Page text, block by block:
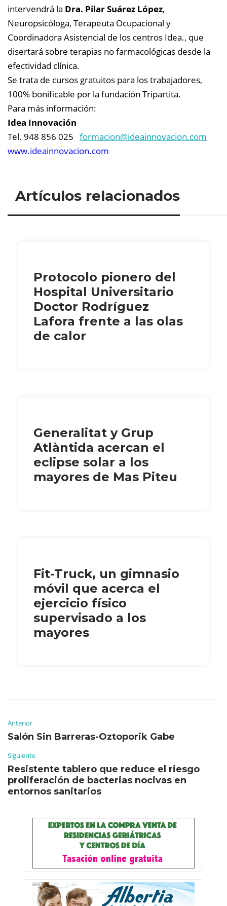
intervendrá la Dra. Pilar Suárez López,
Neuropsicóloga, Terapeuta Ocupacional y
Coordinadora Asistencial de los centros Idea., que
disertará sobre terapias no farmacológicas desde la
efectividad clínica.
Se trata de cursos gratuitos para los trabajadores,
100% bonificable por la fundación Tripartita.
Para más información:
Idea Innovación
Tel. 948 856 025 formacion@ideainnovacion.com
www.ideainnovacion.com
Artículos relacionados
Protocolo pionero del
Hospital Universitario
Doctor Rodríguez
Lafora frente a las olas
de calor
Generalitat y Grup
Atlàntida acercan el
eclipse solar a los
mayores de Mas Piteu
Fit-Truck, un gimnasio
móvil que acerca el
ejercicio físico
supervisado a los
mayores
Anterior
Salón Sin Barreras-Oztoporik Gabe
Siguiente
Resistente tablero que reduce el riesgo
proliferación de bacterias nocivas en
entornos sanitarios